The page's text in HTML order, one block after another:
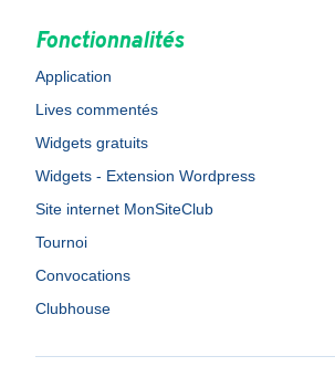
Fonctionnalités
Application
Lives commentés
Widgets gratuits
Widgets - Extension Wordpress
Site internet MonSiteClub
Tournoi
Convocations
Clubhouse